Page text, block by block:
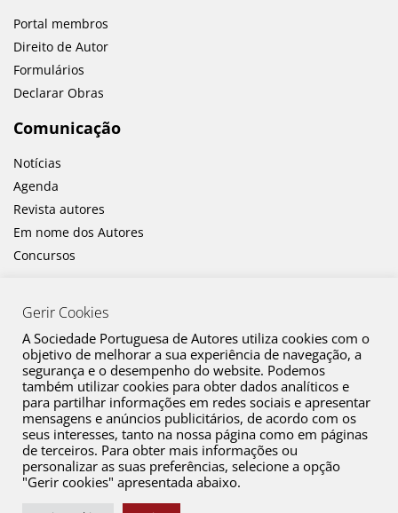
Portal membros
Direito de Autor
Formulários
Declarar Obras
Comunicação
Notícias
Agenda
Revista autores
Em nome dos Autores
Concursos
Canal de Denúncia
Plano de Prevenção de Riscos de Corrupção e Infrações Conexas
Política de Privacidade
Política de Cookies
Gerir Cookies
A Sociedade Portuguesa de Autores utiliza cookies com o
objetivo de melhorar a sua experiência de navegação, a
segurança e o desempenho do website. Podemos
também utilizar cookies para obter dados analíticos e
para partilhar informações em redes sociais e apresentar
mensagens e anúncios publicitários, de acordo com os
seus interesses, tanto na nossa página como em páginas
de terceiros. Para obter mais informações ou
personalizar as suas preferências, selecione a opção
"Gerir cookies" apresentada abaixo.